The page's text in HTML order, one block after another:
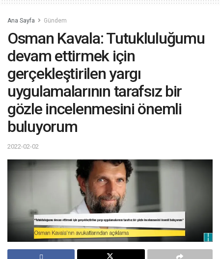
Ana Sayfa Gündem
Osman Kavala: Tutukluluğumu
devam ettirmek için
gerçekleştirilen yargı
uygulamalarının tarafsız bir
gözle incelenmesini önemli
buluyorum
2022-02-02